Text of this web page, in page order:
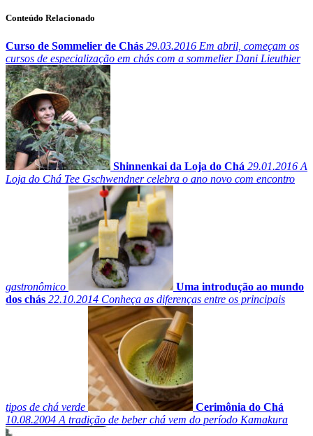
Conteúdo Relacionado
Curso de Sommelier de Chás 29.03.2016 Em abril, começam os
cursos de especialização em chás com a sommelier Dani Lieuthier
Shinnenkai da Loja do Chá 29.01.2016 A
Loja do Chá Tee Gschwendner celebra o ano novo com encontro
gastronômico
Uma introdução ao mundo
dos chás 22.10.2014 Conheça as diferenças entre os principais
tipos de chá verde
Cerimônia do Chá
10.08.2004 A tradição de beber chá vem do período Kamakura